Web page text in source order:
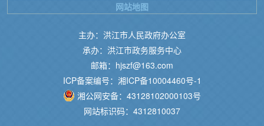
主办：洪江市人民政府办公室
承办：洪江市政务服务中心
邮箱：hjszf@163.com
ICP备案编号：湘ICP备10004460号-1
湘公网安备：43128102000103号
网站标识码：4312810037
网站地图